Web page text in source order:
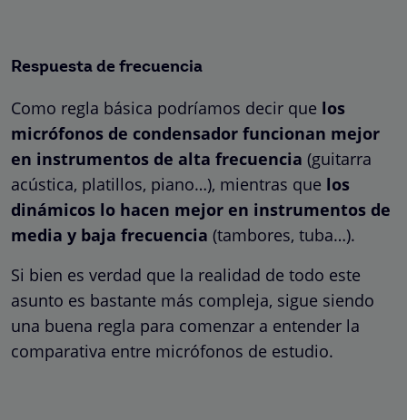
Respuesta de frecuencia
Como regla básica podríamos decir que los
micrófonos de condensador funcionan mejor
en instrumentos de alta frecuencia (guitarra
acústica, platillos, piano…), mientras que los
dinámicos lo hacen mejor en instrumentos de
media y baja frecuencia (tambores, tuba…).
Si bien es verdad que la realidad de todo este
asunto es bastante más compleja, sigue siendo
una buena regla para comenzar a entender la
comparativa entre micrófonos de estudio.